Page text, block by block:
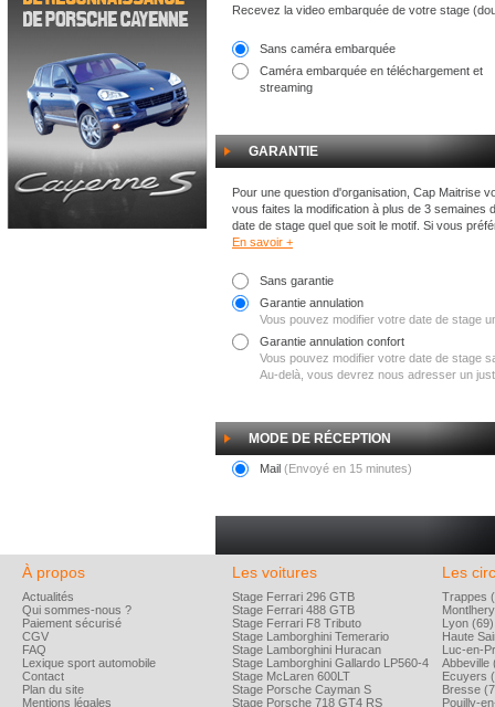
Recevez la video embarquée de votre stage
Sans caméra embarquée
Caméra embarquée en téléchargement et
streaming
GARANTIE
Pour une question d'organisation, Cap Maitrise
vous faites la modification à plus de 3 semaines
date de stage quel que soit le motif. Si vous
En savoir +
Sans garantie
Garantie annulation
Vous pouvez modifier votre date de stage
Garantie annulation confort
Vous pouvez modifier votre date de stage
Au-delà, vous devrez nous adresser un
MODE DE RÉCEPTION
Mail (Envoyé en 15 minutes)
À propos
Actualités
Qui sommes-nous ?
Paiement sécurisé
CGV
FAQ
Lexique sport automobile
Contact
Plan du site
Mentions légales
Les voitures
Stage Ferrari 296 GTB
Stage Ferrari 488 GTB
Stage Ferrari F8 Tributo
Stage Lamborghini Temerario
Stage Lamborghini Huracan
Stage Lamborghini Gallardo LP560-4
Stage McLaren 600LT
Stage Porsche Cayman S
Stage Porsche 718 GT4 RS
Les
Trappes
Lyon (69)
Haute
Luc-en-
Abbeville
Ecuyers
Bresse
Pouilly-